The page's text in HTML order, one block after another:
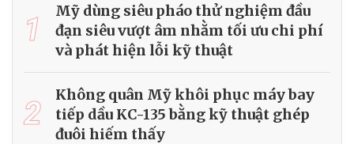
1
Mỹ dùng siêu pháo thử nghiệm đầu
đạn siêu vượt âm nhằm tối ưu chi phí
và phát hiện lỗi kỹ thuật
2
Không quân Mỹ khôi phục máy bay
tiếp dầu KC-135 bằng kỹ thuật ghép
đuôi hiếm thấy